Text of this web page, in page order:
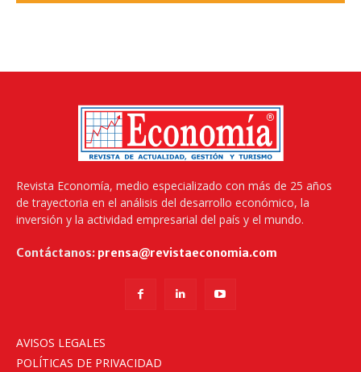
Revista Economía, medio especializado con más de 25 años
de trayectoria en el análisis del desarrollo económico, la
inversión y la actividad empresarial del país y el mundo.
Contáctanos: prensa@revistaeconomia.com
AVISOS LEGALES
POLÍTICAS DE PRIVACIDAD